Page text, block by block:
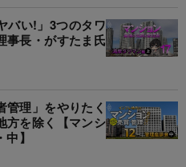
バい!」3つのタワ
事長・がすたま氏
管理」をやりたく
方を除く【マンシ
】